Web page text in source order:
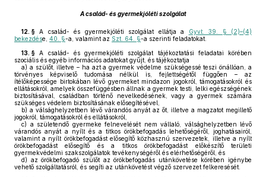
A család- és gyermekjóléti szolgálat
12. § A család- és gyermekjóléti szolgálat ellátja a
Gyvt. 39. § (2)–(4)
bekezdése, 40. §-a, valamint az Szt. 64. §-a szerinti feladatokat.
13. § A család- és gyermekjóléti szolgálat tájékoztatási feladatai körében
szociális és egyéb információs adatokat gyűjt, és tájékoztatja
a) a szülőt, illetve – ha azt a gyermek védelme szükségessé teszi önállóan, a
törvényes képviselő tudomása nélkül is, fejlettségétől függően – az
ítélőképessége birtokában lévő gyermeket mindazon jogokról, támogatásokról és
ellátásokról, amelyek összefüggésben állnak a gyermek testi, lelki egészségének
biztosításával, családban történő nevelkedésének, vagy a gyermek számára
szükséges védelem biztosításának elősegítésével,
b) a válsághelyzetben lévő várandós anyát az őt, illetve a magzatot megillető
jogokról, támogatásokról és ellátásokról,
c) a születendő gyermeke felnevelését nem vállaló, válsághelyzetben lévő
várandós anyát a nyílt és a titkos örökbefogadás lehetőségéről, joghatásairól,
valamint a nyílt örökbefogadást elősegítő közhasznú szervezetek, illetve a nyílt
örökbefogadást elősegítő és a titkos örökbefogadást előkészítő területi
gyermekvédelmi szakszolgálatok tevékenységéről és elérhetőségéről, és
d) az örökbefogadó szülőt az örökbefogadás utánkövetése körében igénybe
vehető szolgáltatásról, és segíti az utánkövetést végző szervezet felkeresését.